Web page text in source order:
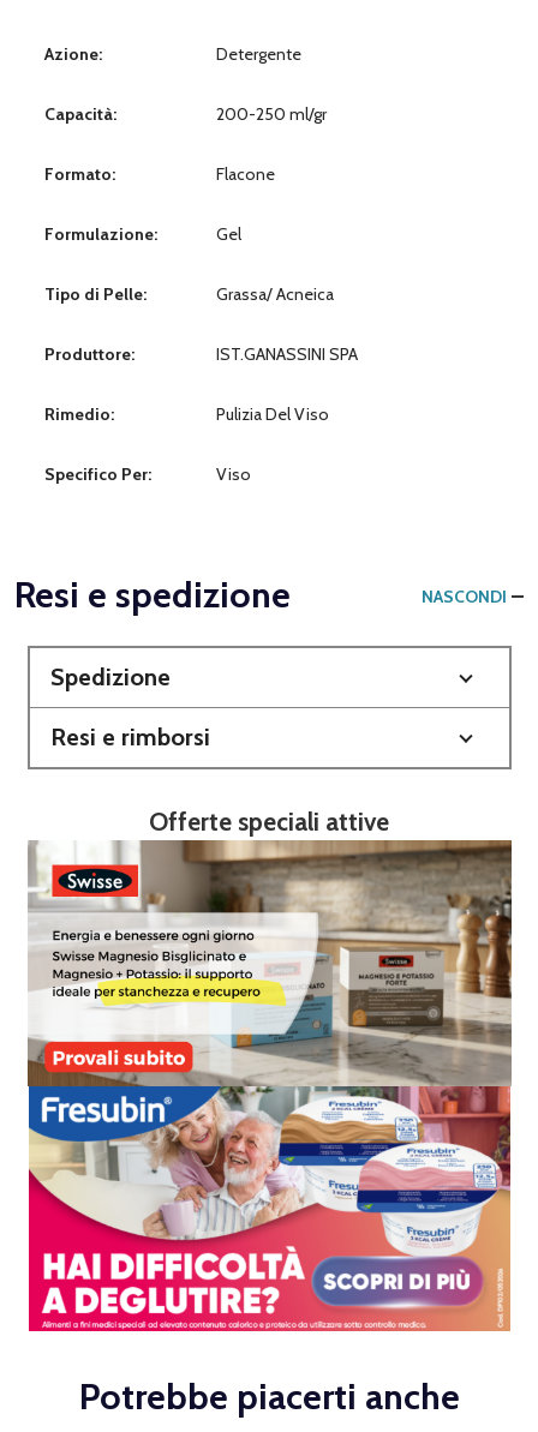
Azione: Detergente
Capacità: 200-250 ml/gr
Formato: Flacone
Formulazione: Gel
Tipo di Pelle: Grassa/ Acneica
Produttore: IST.GANASSINI SPA
Rimedio: Pulizia Del Viso
Specifico Per: Viso
Resi e spedizione NASCONDI
Spedizione
Resi e rimborsi
Offerte speciali attive
Potrebbe piacerti anche